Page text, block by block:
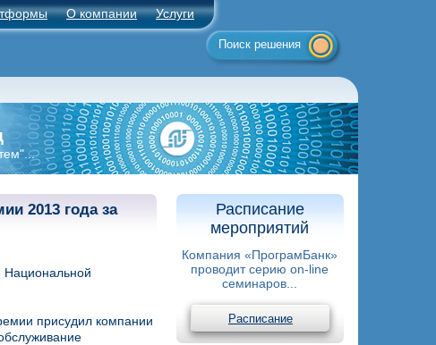
Поиск решения
О компании Услуги
2013 года за
Национальной
присудил компании
Расписание
мероприятий
Компания «ПрограмБанк»
проводит серию on-line
семинаров...
Расписание